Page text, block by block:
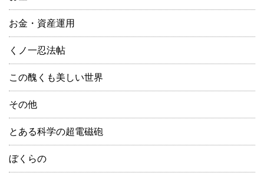
お金・資産運用
くノ一忍法帖
この醜くも美しい世界
その他
とある科学の超電磁砲
ぼくらの